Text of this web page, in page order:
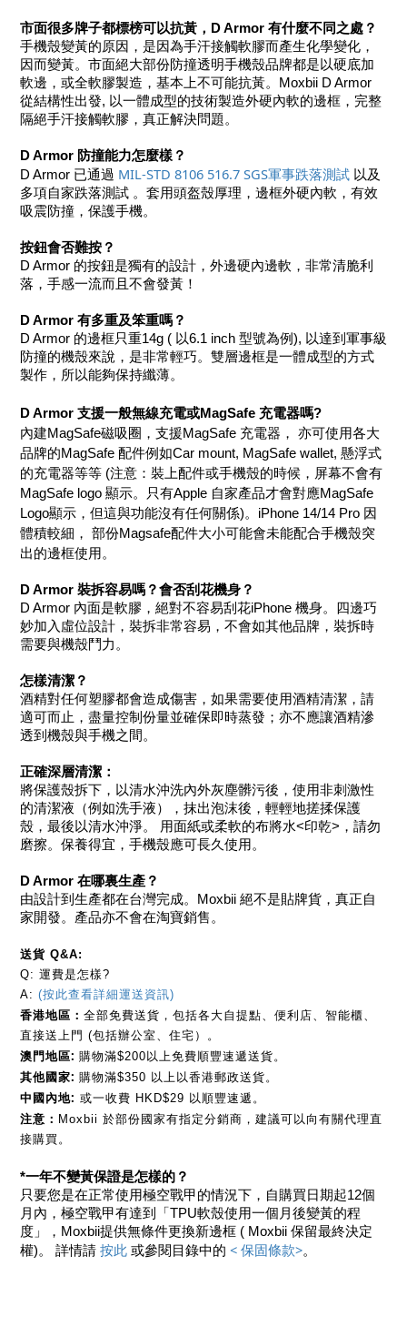
市面很多牌子都標榜可以抗黃，D Armor 有什麼不同之處？
手機殼變黃的原因，是因為手汗接觸軟膠而產生化學變化，
因而變黃。市面絕大部份防撞透明手機殼品牌都是以硬底加
軟邊，或全軟膠製造，基本上不可能抗黃。Moxbii D Armor
從結構性出發, 以一體成型的技術製造外硬內軟的邊框，完整
隔絕手汗接觸軟膠，真正解決問題。
D Armor 防撞能力怎麼樣？
D Armor 已通過 ​MIL-STD 8106 516.7 SGS軍事跌落測試 以及
多項自家跌落測試 。套用頭盔殼厚理，邊框外硬內軟，有效
吸震防撞，保護手機。
按鈕會否難按？
D Armor 的按鈕是獨有的設計，外邊硬內邊軟，非常清脆利
落，手感一流而且不會發黃！
D Armor 有多重及笨重嗎？
D Armor 的邊框只重14g ( 以6.1 inch 型號為例), 以達到軍事級
防撞的機殼來說，是非常輕巧。雙層邊框是一體成型的方式
製作，所以能夠保持纖薄。
D Armor 支援一般無線充電或MagSafe 充電器嗎?
內建MagSafe磁吸圈，支援MagSafe 充電器， 亦可使用各大
品牌的MagSafe 配件例如Car mount, MagSafe wallet, 懸浮式
的充電器等等 (注意：裝上配件或手機殼的時候，屏幕不會有
MagSafe logo 顯示。只有Apple 自家產品才會對應MagSafe
Logo顯示，但這與功能沒有任何關係)。iPhone 14/14 Pro 因
體積較細， 部份Magsafe配件大小可能會未能配合手機殼突
出的邊框使用。
D Armor 裝拆容易嗎？會否刮花機身？
D Armor 內面是軟膠，絕對不容易刮花iPhone 機身。四邊巧
妙加入虛位設計，裝拆非常容易，不會如其他品牌，裝拆時
需要與機殼鬥力。
怎樣清潔？
酒精對任何塑膠都會造成傷害，如果需要使用酒精清潔，請
適可而止，盡量控制份量並確保即時蒸發；亦不應讓酒精滲
透到機殼與手機之間。
正確深層清潔：
將保護殼拆下，以清水沖洗內外灰塵髒污後，使用非刺激性
的清潔液（例如洗手液），抹出泡沫後，輕輕地搓揉保護
殼，最後以清水沖淨。 用面紙或柔軟的布將水<印乾>，請勿
磨擦。保養得宜，手機殼應可長久使用。
D Armor 在哪裏生產？
由設計到生產都在台灣完成。Moxbii 絕不是貼牌貨，真正自
家開發。產品亦不會在淘寶銷售。
送貨 Q&A:
Q: 運費是怎樣?
A: (按此查看詳細運送資訊)
香港地區： 全部免費送貨，包括各大自提點、便利店、智能櫃、
直接送上門 (包括辦公室、住宅）
。
澳門地區: 購物滿$200以上免費順豐速遞送貨。
其他國家: 購物滿$350 以上以香港郵政送貨。
中國內地: 或一收費 HKD$29 以順豐速遞。
注意： Moxbii 於部份國家有指定分銷商，建議可以向有關代理直
接購買。
*一年不變黃保證是怎樣的？
只要您是在正常使用極空戰甲的情況下，自購買日期起12個
月內，極空戰甲有達到「TPU軟殼使用一個月後變黃的程
度」，Moxbii提供無條件更換新邊框 ( Moxbii 保留最終決定
權)。 詳情請 按此 或參閱目錄中的 < 保固條款>。